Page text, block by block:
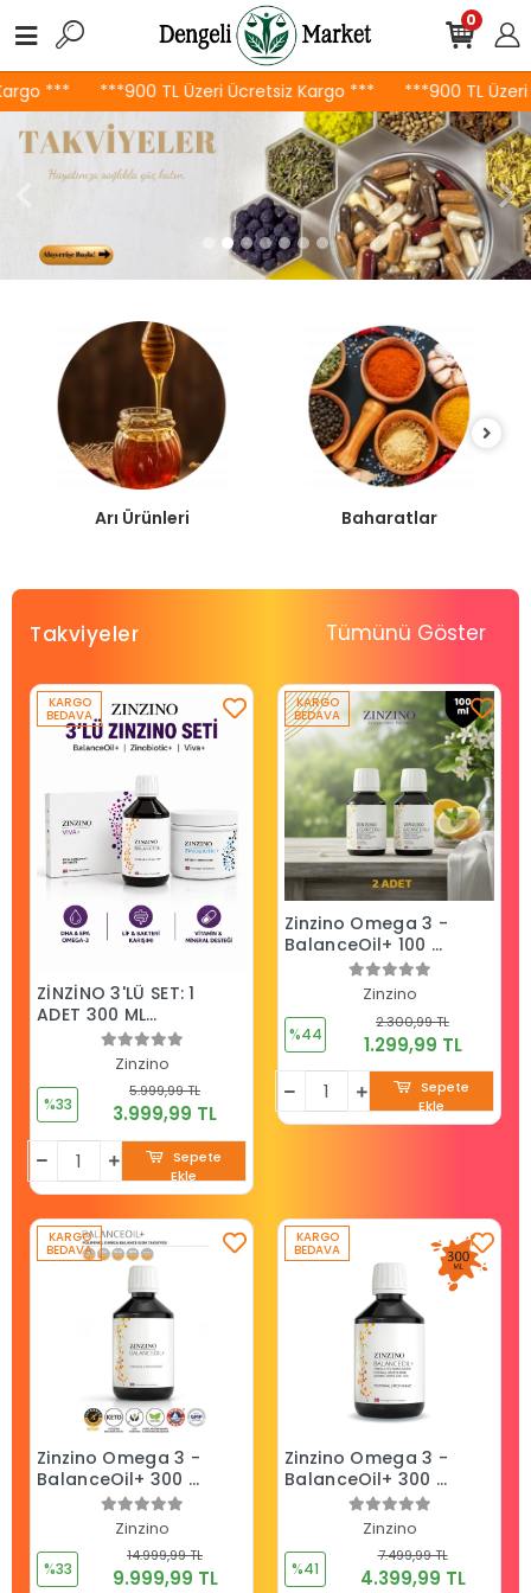
***900 TL Üzeri Ücretsiz Kargo *** ***900 TL Üzeri
0
Arı Ürünleri Baharatlar
Takviyeler Tümünü Göster
ZİNZİNO 3'LÜ SET: 1
ADET 300 ML
BALANCE OİL+, 1
ADET ZİNOBİOTİK, 1
KABI HEDİYE
Zinzino
%33
5.999,99 TL
3.999,99 TL
KARGO
BEDAVA
Sepete
Ekle
Zinzino Omega 3 -
BalanceOil+ 100 ml
Zinzino
%44
2.300,99 TL
1.299,99 TL
KARGO
BEDAVA
Sepete
Ekle
Zinzino Omega 3 -
BalanceOil+ 300 ml
- 5 ADET -Portakal
Limon NaneZinzino
%33
14.999,99 TL
9.999,99 TL
KARGO
BEDAVA
Zinzino Omega 3 -
BalanceOil+ 300 ml
-3 ADET- Portakal
Limon NaneZinzino
%41
7.499,99 TL
4.399,99 TL
KARGO
BEDAVA